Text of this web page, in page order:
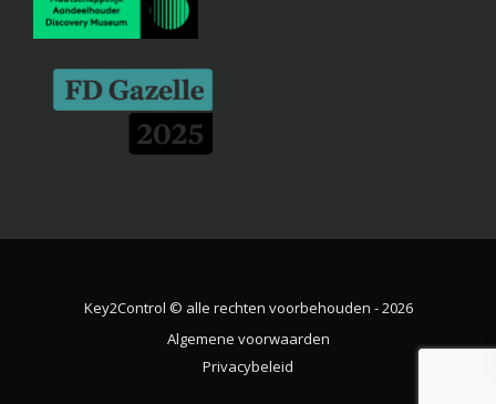
Key2Control © alle rechten voorbehouden - 2026
Algemene voorwaarden
Privacybeleid